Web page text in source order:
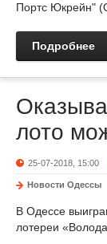
Портс Юкрейн"
Подробнее
лото
25-07-2018, 15:00
Новости Одессы
В Одессе
лотереи